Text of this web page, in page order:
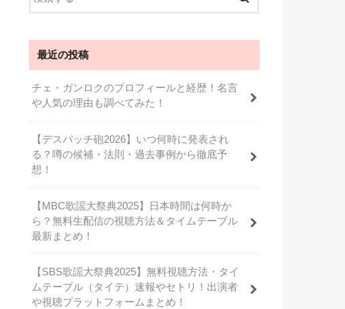
最近の投稿
チェ・ガンロクのプロフィールと経歴！名言
や人気の理由も調べてみた！
【デスパッチ砲2026】いつ何時に発表され
る？噂の候補・法則・過去事例から徹底予
想！
【MBC歌謡大祭典2025】日本時間は何時か
ら？無料生配信の視聴方法＆タイムテーブル
最新まとめ！
【SBS歌謡大祭典2025】無料視聴方法・タイ
ムテーブル（タイテ）速報やセトリ！出演者
や視聴プラットフォームまとめ！